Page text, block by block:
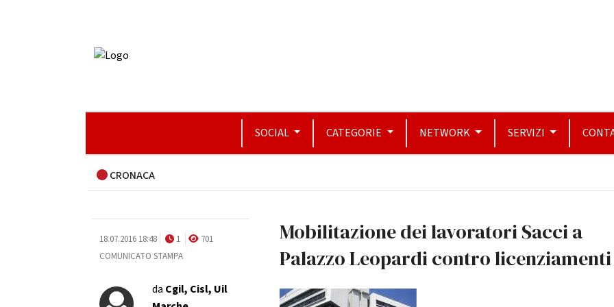
SOCIAL CATEGORIE NETWORK SERVIZI
CRONACA
18.07.2016 18:48 1
701
COMUNICATO STAMPA
da Cgil, Cisl, Uil
Mobilitazione dei lavoratori Sacci a
Palazzo Leopardi contro licenziamenti